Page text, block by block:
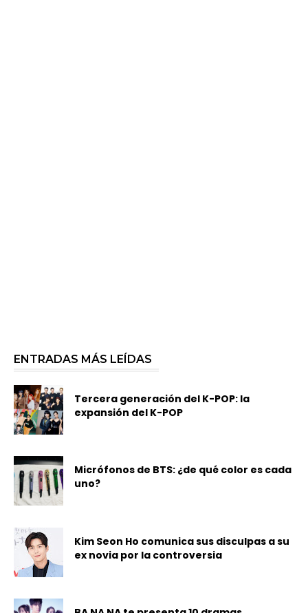
ENTRADAS MÁS LEÍDAS
Tercera generación del K-POP: la
expansión del K-POP
Micrófonos de BTS: ¿de qué color es cada
uno?
Kim Seon Ho comunica sus disculpas a su
ex novia por la controversia